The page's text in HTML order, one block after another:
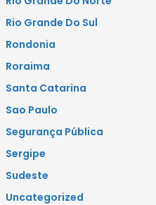
Rio Grande Do Sul
Rondonia
Roraima
Santa Catarina
Sao Paulo
Segurança Pública
Sergipe
Sudeste
Uncategorized